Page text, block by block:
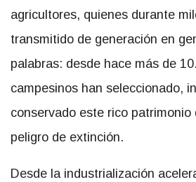
agricultores, quienes durante
transmitido de generación en
palabras: desde hace más de
campesinos han seleccionado,
conservado este rico patrimonio
peligro de extinción.
Desde la industrialización